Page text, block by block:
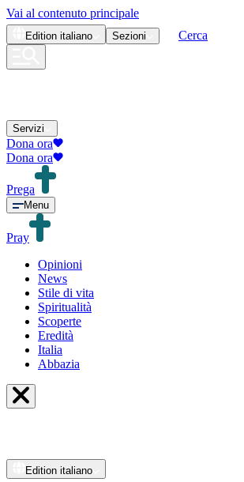
Vai al contenuto principale
Edition italiano Sezioni Cerca
Servizi
Dona ora
Dona ora
Prega
Menu
Pray
Opinioni
News
Stile di vita
Spiritualità
Scoperte
Eredità
Italia
Abbazia
Edition italiano